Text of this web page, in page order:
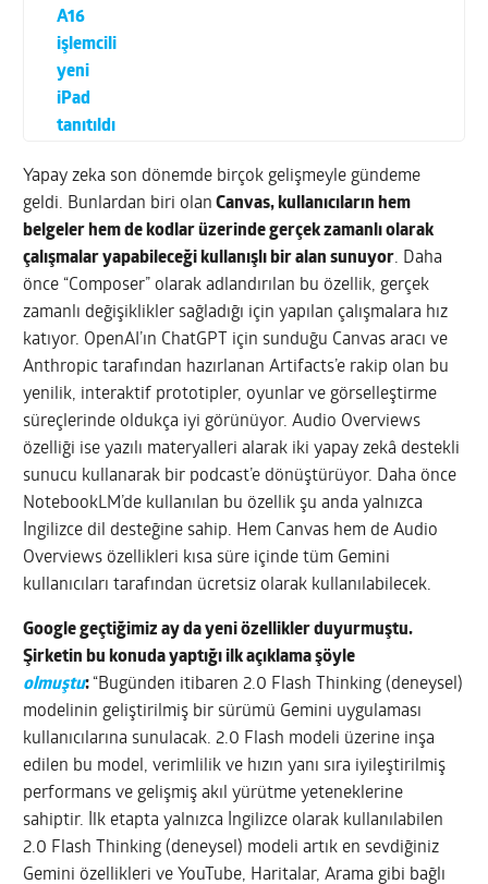
A16
işlemcili
yeni
iPad
tanıtıldı
Yapay zeka son dönemde birçok gelişmeyle gündeme
geldi. Bunlardan biri olan Canvas, kullanıcıların hem
belgeler hem de kodlar üzerinde gerçek zamanlı olarak
çalışmalar yapabileceği kullanışlı bir alan sunuyor. Daha
önce “Composer” olarak adlandırılan bu özellik, gerçek
zamanlı değişiklikler sağladığı için yapılan çalışmalara hız
katıyor. OpenAI’ın ChatGPT için sunduğu Canvas aracı ve
Anthropic tarafından hazırlanan Artifacts’e rakip olan bu
yenilik, interaktif prototipler, oyunlar ve görselleştirme
süreçlerinde oldukça iyi görünüyor. Audio Overviews
özelliği ise yazılı materyalleri alarak iki yapay zekâ destekli
sunucu kullanarak bir podcast’e dönüştürüyor. Daha önce
NotebookLM’de kullanılan bu özellik şu anda yalnızca
İngilizce dil desteğine sahip. Hem Canvas hem de Audio
Overviews özellikleri kısa süre içinde tüm Gemini
kullanıcıları tarafından ücretsiz olarak kullanılabilecek.
Google geçtiğimiz ay da yeni özellikler duyurmuştu.
Şirketin bu konuda yaptığı ilk açıklama şöyle
olmuştu: “Bugünden itibaren 2.0 Flash Thinking (deneysel)
modelinin geliştirilmiş bir sürümü Gemini uygulaması
kullanıcılarına sunulacak. 2.0 Flash modeli üzerine inşa
edilen bu model, verimlilik ve hızın yanı sıra iyileştirilmiş
performans ve gelişmiş akıl yürütme yeteneklerine
sahiptir. İlk etapta yalnızca İngilizce olarak kullanılabilen
2.0 Flash Thinking (deneysel) modeli artık en sevdiğiniz
Gemini özellikleri ve YouTube, Haritalar, Arama gibi bağlı